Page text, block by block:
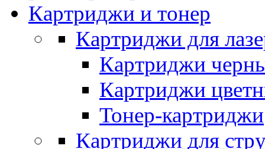
Картриджи и тонер
Картриджи для
Картриджи
Картриджи
Тонер-картриджи
Картриджи для